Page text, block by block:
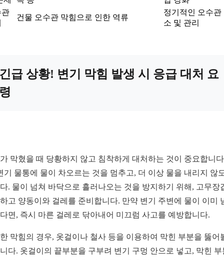
관
건물 오수관 막힘으로 인한 역류
정기적인 오수관
소 및 관리
급 상황! 변기 막힘 발생 시 응급 대처 요
막혔을 때 당황하지 않고 침착하게 대처하는 것이 중요합니
기 물통에 물이 차오르는 것을 멈추고, 더 이상 물을 내리지 않
. 물이 넘쳐 바닥으로 흘러나오는 것을 방지하기 위해, 고무장
고 양동이와 걸레를 준비합니다. 만약 변기 주변에 물이 이미
면, 즉시 마른 걸레로 닦아내어 미끄럼 사고를 예방합니다.
막힘의 경우, 옷걸이나 철사 등을 이용하여 막힌 부분을 뚫어
다. 옷걸이의 끝부분을 구부려 변기 구멍 안으로 넣고, 막힌 부